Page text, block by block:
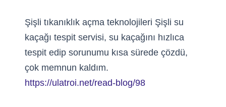
Şişli tıkanıklık açma teknolojileri Şişli su
kaçağı tespit servisi, su kaçağını hızlıca
tespit edip sorunumu kısa sürede çözdü,
çok memnun kaldım.
https://ulatroi.net/read-blog/98